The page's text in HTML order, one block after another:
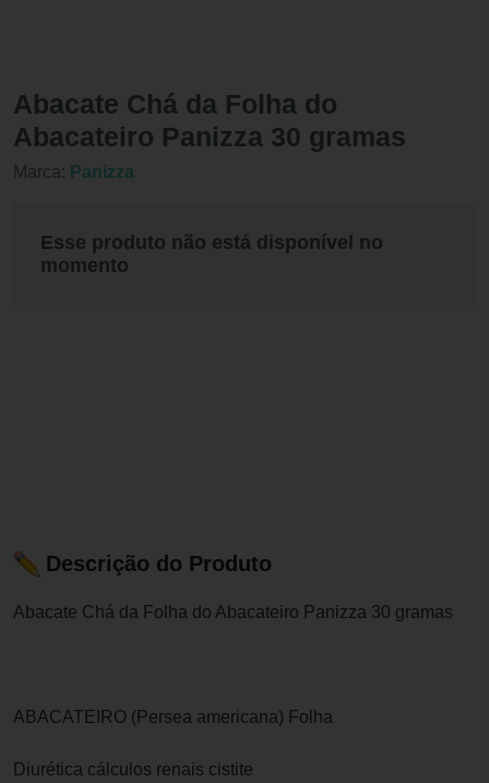
Abacate Chá da Folha do
Abacateiro Panizza 30 gramas
Marca: Panizza
Esse produto não está disponível no
momento
Descrição do Produto
Abacate Chá da Folha do Abacateiro Panizza 30 gramas
ABACATEIRO (Persea americana) Folha
Diurética cálculos renais cistite